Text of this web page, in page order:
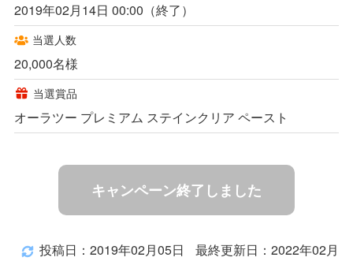
2019年02月14日 00:00（終了）
当選人数
20,000名様
当選賞品
オーラツー プレミアム ステインクリア ペースト
キャンペーン終了しました
投稿日：2019年02月05日
最終更新日：2022年02月